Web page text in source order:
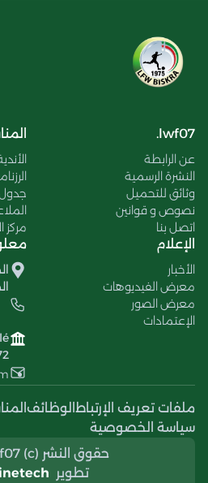
lwf07.
عن الرابطة
النشرة الرسمية
وثائق للتحميل
نصوص و قوانين
اتصل بنا
جدول
مركز
الإعلام
الأخبار
معرض الفيديوهات
معرض الصور
الإعتمادات
ملفات تعريف الإرتباط الوظائف
سياسة الخصوصية
حقوق النشر (c) 2026 lwf07..
تطوير